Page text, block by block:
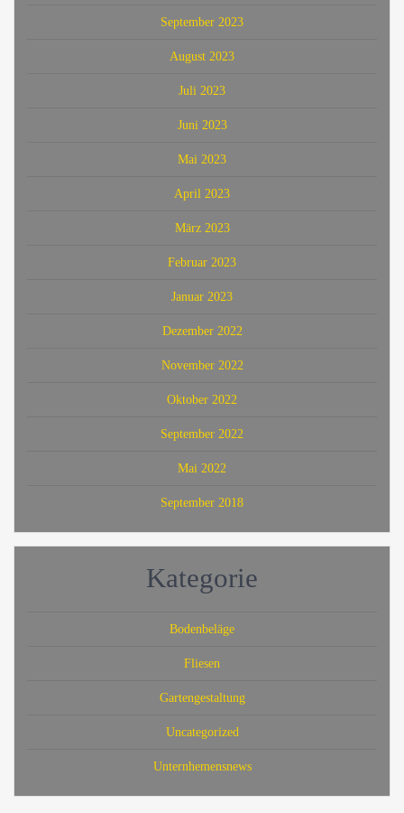
September 2023
August 2023
Juli 2023
Juni 2023
Mai 2023
April 2023
März 2023
Februar 2023
Januar 2023
Dezember 2022
November 2022
Oktober 2022
September 2022
Mai 2022
September 2018
Kategorie
Bodenbeläge
Fliesen
Gartengestaltung
Uncategorized
Unternhemensnews